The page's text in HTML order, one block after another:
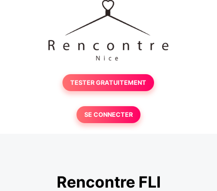
TESTER GRATUITEMENT
SE CONNECTER
Rencontre FLI